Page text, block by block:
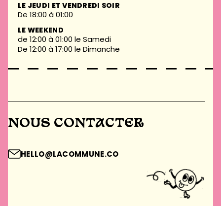
LE JEUDI ET VENDREDI SOIR
De 18:00 à 01:00
LE WEEKEND
de 12:00 à 01:00 le Samedi
De 12:00 à 17:00 le Dimanche
NOUS CONTACTER
HELLO@LACOMMUNE.CO